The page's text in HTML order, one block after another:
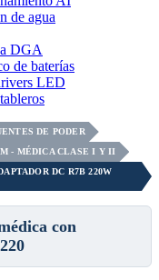
de agua
DGA
de baterías
LED
DE PODER
- MÉDICA CLASE I Y II
DC R7B 220W
con